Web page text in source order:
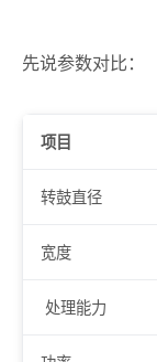
先说参数对比：
项目
转鼓直径
宽度
处理能力